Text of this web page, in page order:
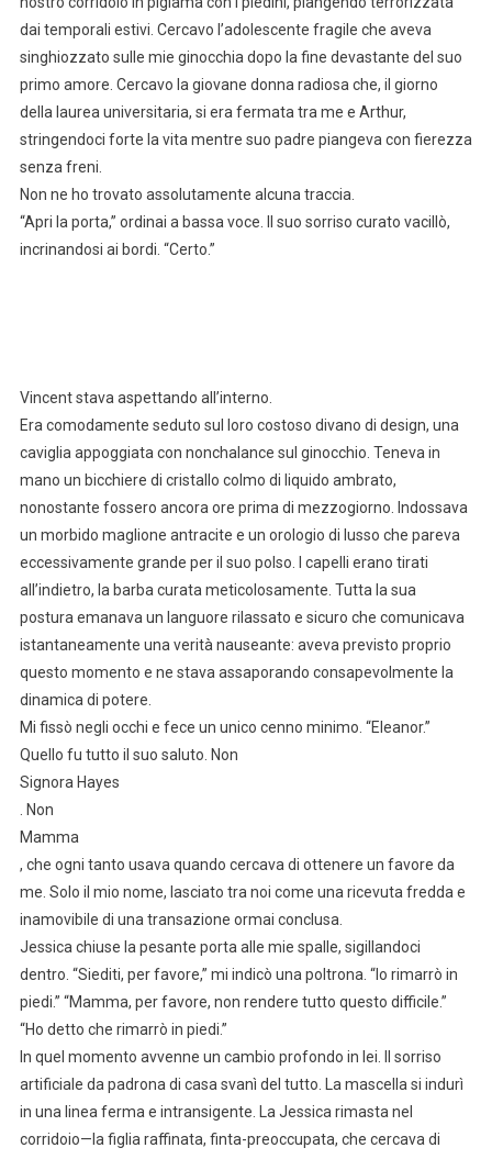
dai temporali estivi. Cercavo l’adolescente fragile che aveva
singhiozzato sulle mie ginocchia dopo la fine devastante del suo
primo amore. Cercavo la giovane donna radiosa che, il giorno
della laurea universitaria, si era fermata tra me e Arthur,
stringendoci forte la vita mentre suo padre piangeva con fierezza
senza freni.
Non ne ho trovato assolutamente alcuna traccia.
“Apri la porta,” ordinai a bassa voce. Il suo sorriso curato vacillò,
incrinandosi ai bordi. “Certo.”
Vincent stava aspettando all’interno.
Era comodamente seduto sul loro costoso divano di design, una
caviglia appoggiata con nonchalance sul ginocchio. Teneva in
mano un bicchiere di cristallo colmo di liquido ambrato,
nonostante fossero ancora ore prima di mezzogiorno. Indossava
un morbido maglione antracite e un orologio di lusso che pareva
eccessivamente grande per il suo polso. I capelli erano tirati
all’indietro, la barba curata meticolosamente. Tutta la sua
postura emanava un languore rilassato e sicuro che comunicava
istantaneamente una verità nauseante: aveva previsto proprio
questo momento e ne stava assaporando consapevolmente la
dinamica di potere.
Mi fissò negli occhi e fece un unico cenno minimo. “Eleanor.”
Quello fu tutto il suo saluto. Non
Signora Hayes
. Non
Mamma
, che ogni tanto usava quando cercava di ottenere un favore da
me. Solo il mio nome, lasciato tra noi come una ricevuta fredda e
inamovibile di una transazione ormai conclusa.
Jessica chiuse la pesante porta alle mie spalle, sigillandoci
dentro. “Siediti, per favore,” mi indicò una poltrona. “Io rimarrò in
piedi.” “Mamma, per favore, non rendere tutto questo difficile.”
“Ho detto che rimarrò in piedi.”
In quel momento avvenne un cambio profondo in lei. Il sorriso
artificiale da padrona di casa svanì del tutto. La mascella si indurì
in una linea ferma e intransigente. La Jessica rimasta nel
corridoio—la figlia raffinata, finta-preoccupata, che cercava di